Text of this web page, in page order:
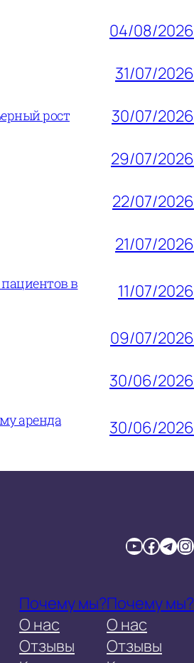
04/08/2026
31/07/2026
рост 30/07/2026
29/07/2026
22/07/2026
21/07/2026
в
11/07/2026
09/07/2026
30/06/2026
аренда
30/06/2026
YouTube Facebook TelegramInstagram
Почему мы?
О нас
Отзывы
Почему мы?
О нас
Отзывы